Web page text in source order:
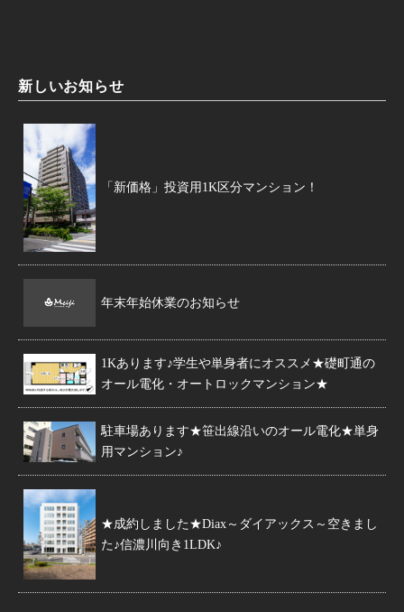
新しいお知らせ
「新価格」投資用1K区分マンション！
年末年始休業のお知らせ
1Kあります♪学生や単身者にオススメ★礎町通の
オール電化・オートロックマンション★
駐車場あります★笹出線沿いのオール電化★単身
用マンション♪
★成約しました★Diax～ダイアックス～空きまし
た♪信濃川向き1LDK♪